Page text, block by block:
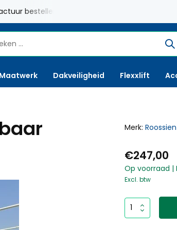
bestellen mogelijk
Maatwerk Dakveiligheid Flexxlift
Merk: Roossien
€247,00
Op voorraad |
Excl. btw